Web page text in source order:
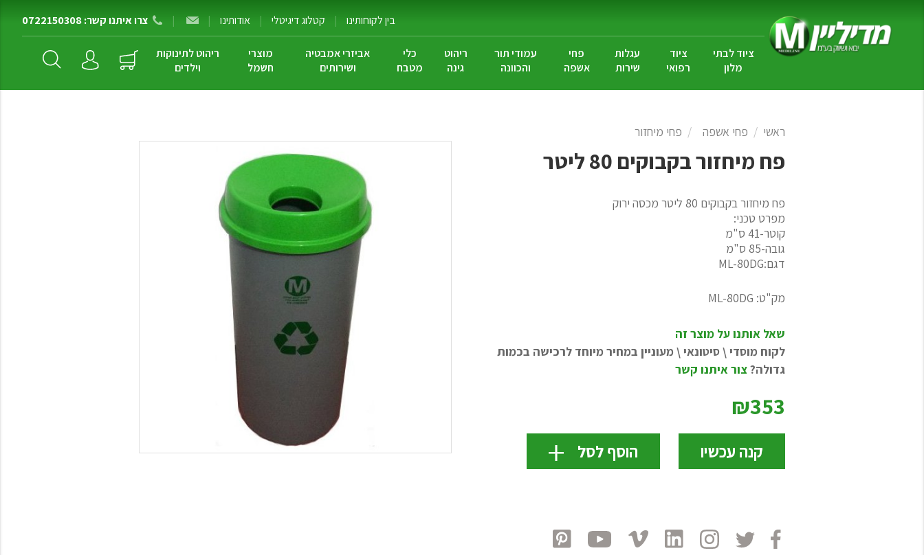
בין לקוחותינו | קטלוג דיגיטלי | אודותינו |
| צרו איתנו קשר: 0722150308
ציוד לבתי
מלון
ציוד
רפואי
עגלות
שירות
פחי
אשפה
עמודי תור
והכוונה
ריהוט
גינה
כלי
מטבח
אביזרי אמבטיה
ושירותים
מוצרי
חשמל
ריהוט לתינוקות
וילדים
ראשי פחי אשפה פחי מיחזור
פח מיחזור בקבוקים 80 ליטר
פח מיחזור בקבוקים 80 ליטר מכסה ירוק
מפרט טכני:
קוטר-41 ס"מ
גובה-85 ס"מ
דגם:ML-80DG
מק"ט: ML-80DG
שאל אותנו על מוצר זה
לקוח מוסדי \ סיטונאי \ מעוניין במחיר מיוחד לרכישה בכמות
גדולה?צור איתנו קשר
₪353
קנה עכשיו הוסף לסל